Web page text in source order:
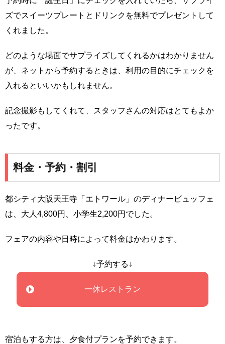
ズでスイーツプレートとドリンクを無料でプレゼントして
くれました。
どのような場面でサプライズしてくれるかはわかりません
が、ネットから予約するときは、利用の目的にチェックを
入れるといいかもしれません。
記念撮影もしてくれて、スタッフさんの対応はとてもよか
ったです。
料金・予約・割引
都シティ大阪天王寺「エトワール」のディナービュッフェ
は、大人4,800円、小学生2,200円でした。
フェアの内容や日時によって料金はかわります。
↓予約する↓
一休レストラン
宿泊もする方は、夕食付プランを予約できます。